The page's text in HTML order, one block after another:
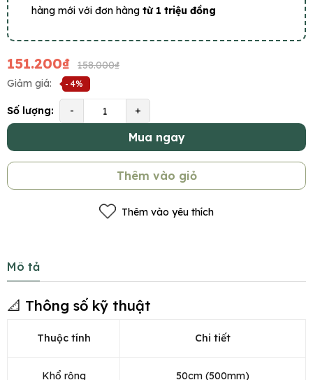
hàng mới với đơn hàng từ 1 triệu đồng
151.200₫
158.000₫
Giảm giá:
- 4%
Số lượng: - +
Mua ngay
Thêm vào giỏ
Thêm vào yêu thích
Mô tả
📐 Thông số kỹ thuật
Thuộc tính Chi tiết
Khổ rộng 50cm (500mm)